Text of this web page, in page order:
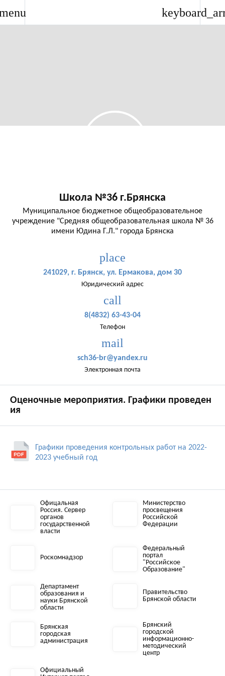
Школа №36 г.Брянска
Муниципальное бюджетное общеобразовательное
учреждение "Средняя общеобразовательная школа № 36
имени Юдина Г.Л." города Брянска
place
241029, г. Брянск, ул. Ермакова, дом 30
Юридический адрес
call
8(4832) 63-43-04
Телефон
mail
sch36-br@yandex.ru
Электронная почта
Оценочные мероприятия. Графики проведен
ия
Графики проведения контрольных работ на 2022-
2023 учебный год
Офицальная
Россия. Сервер
органов
государственной
власти
Министерство
просвещения
Российской
Федерации
Роскомнадзор
Федеральный
портал
"Российское
Образование"
Департамент
образования и
науки Брянской
области
Правительство
Брянской области
Брянская
городская
администрация
Брянский
городской
информационно-
методический
центр
Официальный